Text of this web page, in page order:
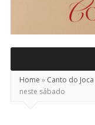
Home » Canto do Joca
neste sábado